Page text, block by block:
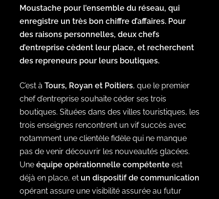
Moustache pour l’ensemble du réseau, qui
enregistre un très bon chiffre d’affaires. Pour
des raisons personnelles, deux chefs
d’entreprise cèdent leur place, et recherchent
des repreneurs pour leurs boutiques.
C’est à Tours, Royan et Poitiers, que le premier
chef d’entreprise souhaite céder ses trois
boutiques. Situées dans des villes touristiques, les
trois enseignes rencontrent un vif succès avec
notamment une clientèle fidèle qui ne manque
pas de venir découvrir les nouveautés glacées.
Une équipe opérationnelle compétente est
déjà en place, et un dispositif de communication
opérant assure une visibilité assurée au futur